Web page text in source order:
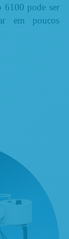
6100 pode ser
em poucos